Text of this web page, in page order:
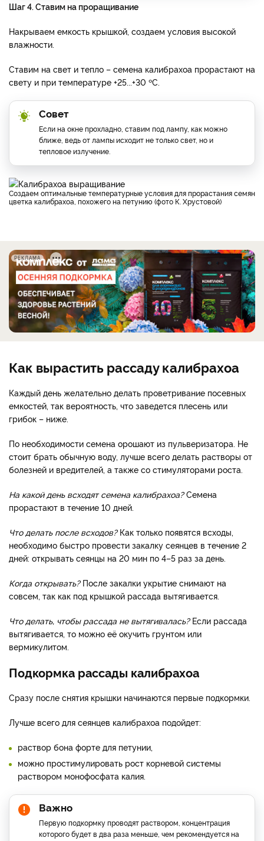
Шаг 4. Ставим на проращивание
Накрываем емкость крышкой, создаем условия высокой
влажности.
Ставим на свет и тепло – семена калибрахоа прорастают на
свету и при температуре +25...+30 ºС.
Совет
Если на окне прохладно, ставим под лампу, как можно
ближе, ведь от лампы исходит не только свет, но и
тепловое излучение.
Создаем оптимальные температурные условия для прорастания семян
цветка калибрахоа, похожего на петунию (фото К. Хрустовой)
РЕКЛАМА
Как вырастить рассаду калибрахоа
Каждый день желательно делать проветривание посевных
емкостей, так вероятность, что заведется плесень или
грибок – ниже.
По необходимости семена орошают из пульверизатора. Не
стоит брать обычную воду, лучше всего делать растворы от
болезней и вредителей, а также со стимуляторами роста.
На какой день всходят семена калибрахоа?Семена
прорастают в течение 10 дней.
Что делать после всходов?Как только появятся всходы,
необходимо быстро провести закалку сеянцев в течение 2
дней: открывать сеянцы на 20 мин по 4–5 раз за день.
Когда открывать?После закалки укрытие снимают на
совсем, так как под крышкой рассада вытягивается.
Что делать, чтобы рассада не вытягивалась?Если рассада
вытягивается, то можно её окучить грунтом или
вермикулитом.
Подкормка рассады калибрахоа
Сразу после снятия крышки начинаются первые подкормки.
Лучше всего для сеянцев калибрахоа подойдет:
раствор бона форте для петунии,
можно простимулировать рост корневой системы
раствором монофосфата калия.
Важно
Первую подкормку проводят раствором, концентрация
которого будет в два раза меньше, чем рекомендуется на